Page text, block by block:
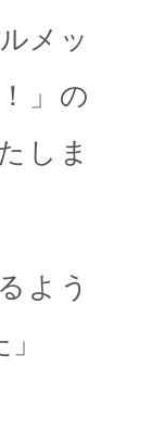
メッ
」の
しま
よう